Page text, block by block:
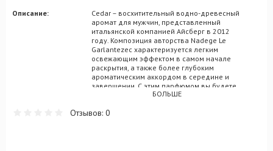
Описание:
Cedar – восхитительный водно-древесный
аромат для мужчин, представленный
итальянской компанией Айсберг в 2012
году. Композиция авторства Nadege Le
Garlantezec характеризуется легким
освежающим эффектом в самом начале
раскрытия, а также более глубоким
ароматическим аккордом в середине и
завершении. С этим парфюмом вы будете
чувствовать себя уверенно, защищенно и
своей души, что при желании, вы сможете
БОЛЬШЕ
Отзывов: 0